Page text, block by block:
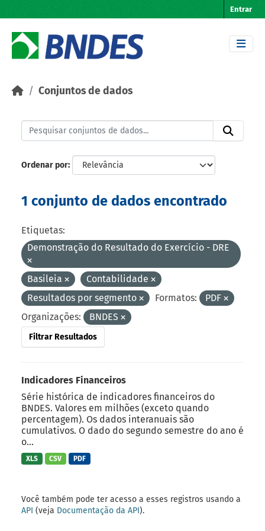
Entrar
Conjuntos de dados
Ordenar por
1 conjunto de dados encontrado
Etiquetas:
Demonstração do Resultado do Exercício - DRE
Basileia
Contabilidade
Resultados por segmento
Formatos:
PDF
Organizações:
BNDES
Filtrar Resultados
Indicadores Financeiros
Série histórica de indicadores financeiros do
BNDES. Valores em milhões (exceto quando
percentagem). Os dados interanuais são
cumulativos. O dado do segundo semestre do ano é
o...
XLS CSV PDF
Você também pode ter acesso a esses registros usando a
API (veja Documentação da API).